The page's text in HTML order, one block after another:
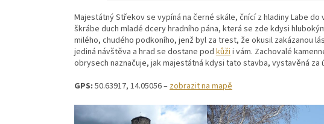
Majestátný Střekov se vypíná na černé skále, čnící z hladiny Labe
škrábe duch mladé dcery hradního pána, která se zde kdysi
milého, chudého podkoního, jenž byl za trest, že okusil zakázanou
jediná návštěva a hrad se dostane pod kůžii vám. Zachovalé
obrysech naznačuje, jak majestátná kdysi tato stavba, vystavěná
GPS: 50.63917, 14.05056 –zobrazit na mapě